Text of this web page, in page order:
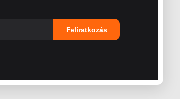
Feliratkozás